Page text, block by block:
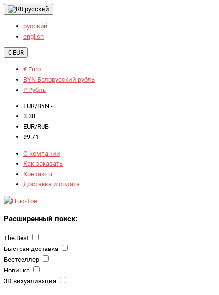
русский
русский
english
€ EUR
€ Euro
BYN Белорусский рубль
₽ Рубль
EUR/BYN -
3.38
EUR/RUB -
99.71
О компании
Как заказать
Контакты
Доставка и оплата
Расширенный поиск:
The.Best
Быстрая доставка
Бестселлер
Новинка
3D визуализация